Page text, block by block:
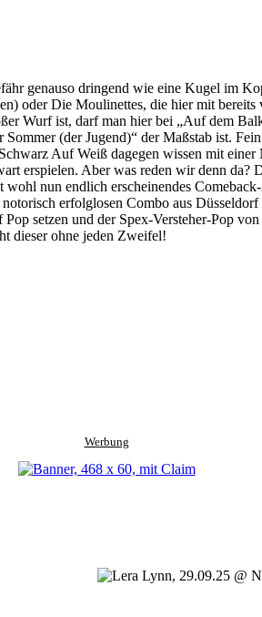
genauso dringend wie eine Kugel im
oder Die Moulinettes, die hier mit
Wurf ist, darf man hier bei „Auf dem
(der Jugend)“ der Maßstab ist.
Auf Weiß dagegen wissen mit
erspielen. Aber was reden wir denn da?
nun endlich erscheinendes
erfolglosen Combo aus
setzen und der Spex-Versteher-Pop
dieser ohne jeden Zweifel!
Werbung